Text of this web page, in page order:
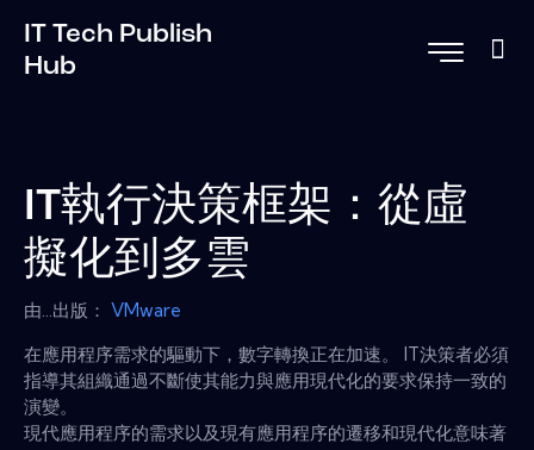
IT Tech Publish
Hub
IT執行決策框架：從虛
擬化到多雲
由...出版： VMware
在應用程序需求的驅動下，數字轉換正在加速。 IT決策者必須
指導其組織通過不斷使其能力與應用現代化的要求保持一致的
演變。
現代應用程序的需求以及現有應用程序的遷移和現代化意味著